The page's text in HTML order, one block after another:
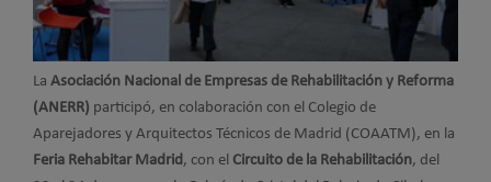
La Asociación Nacional de Empresas de Rehabilitación y Reforma
(ANERR) participó, en colaboración con el Colegio de
Aparejadores y Arquitectos Técnicos de Madrid (COAATM), en la
Feria Rehabitar Madrid, con el Circuito de la Rehabilitación, del